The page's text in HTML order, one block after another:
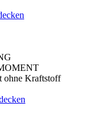
ohne Kraftstoff